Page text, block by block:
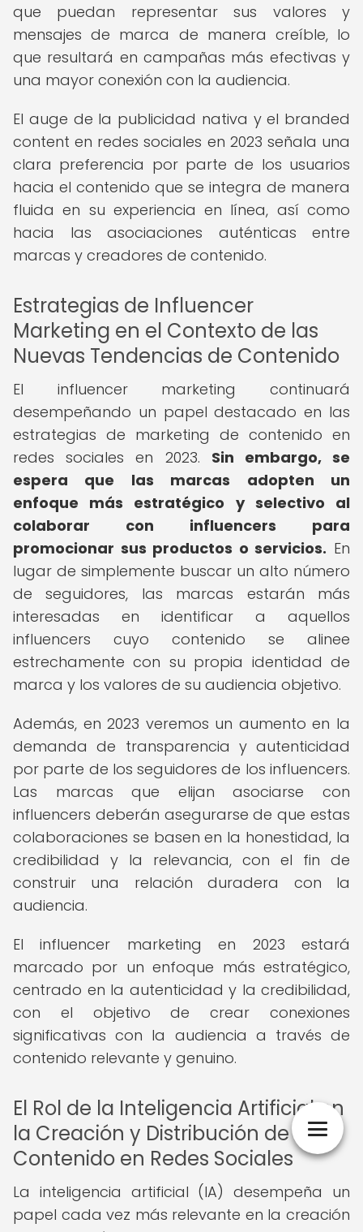
que puedan representar sus valores y
mensajes de marca de manera creíble, lo
que resultará en campañas más efectivas y
una mayor conexión con la audiencia.
El auge de la publicidad nativa y el branded
content en redes sociales en 2023 señala una
clara preferencia por parte de los usuarios
hacia el contenido que se integra de manera
fluida en su experiencia en línea, así como
hacia las asociaciones auténticas entre
marcas y creadores de contenido.
Estrategias de Influencer
Marketing en el Contexto de las
Nuevas Tendencias de Contenido
El influencer marketing continuará
desempeñando un papel destacado en las
estrategias de marketing de contenido en
redes sociales en 2023. Sin embargo, se
espera que las marcas adopten un
enfoque más estratégico y selectivo al
colaborar con influencers para
promocionar sus productos o servicios. En
lugar de simplemente buscar un alto número
de seguidores, las marcas estarán más
interesadas en identificar a aquellos
influencers cuyo contenido se alinee
estrechamente con su propia identidad de
marca y los valores de su audiencia objetivo.
Además, en 2023 veremos un aumento en la
demanda de transparencia y autenticidad
por parte de los seguidores de los influencers.
Las marcas que elijan asociarse con
influencers deberán asegurarse de que estas
colaboraciones se basen en la honestidad, la
credibilidad y la relevancia, con el fin de
construir una relación duradera con la
audiencia.
El influencer marketing en 2023 estará
marcado por un enfoque más estratégico,
centrado en la autenticidad y la credibilidad,
con el objetivo de crear conexiones
significativas con la audiencia a través de
contenido relevante y genuino.
El Rol de la Inteligencia Artificial en
la Creación y Distribución de
Contenido en Redes Sociales
La inteligencia artificial (IA) desempeña un
papel cada vez más relevante en la creación